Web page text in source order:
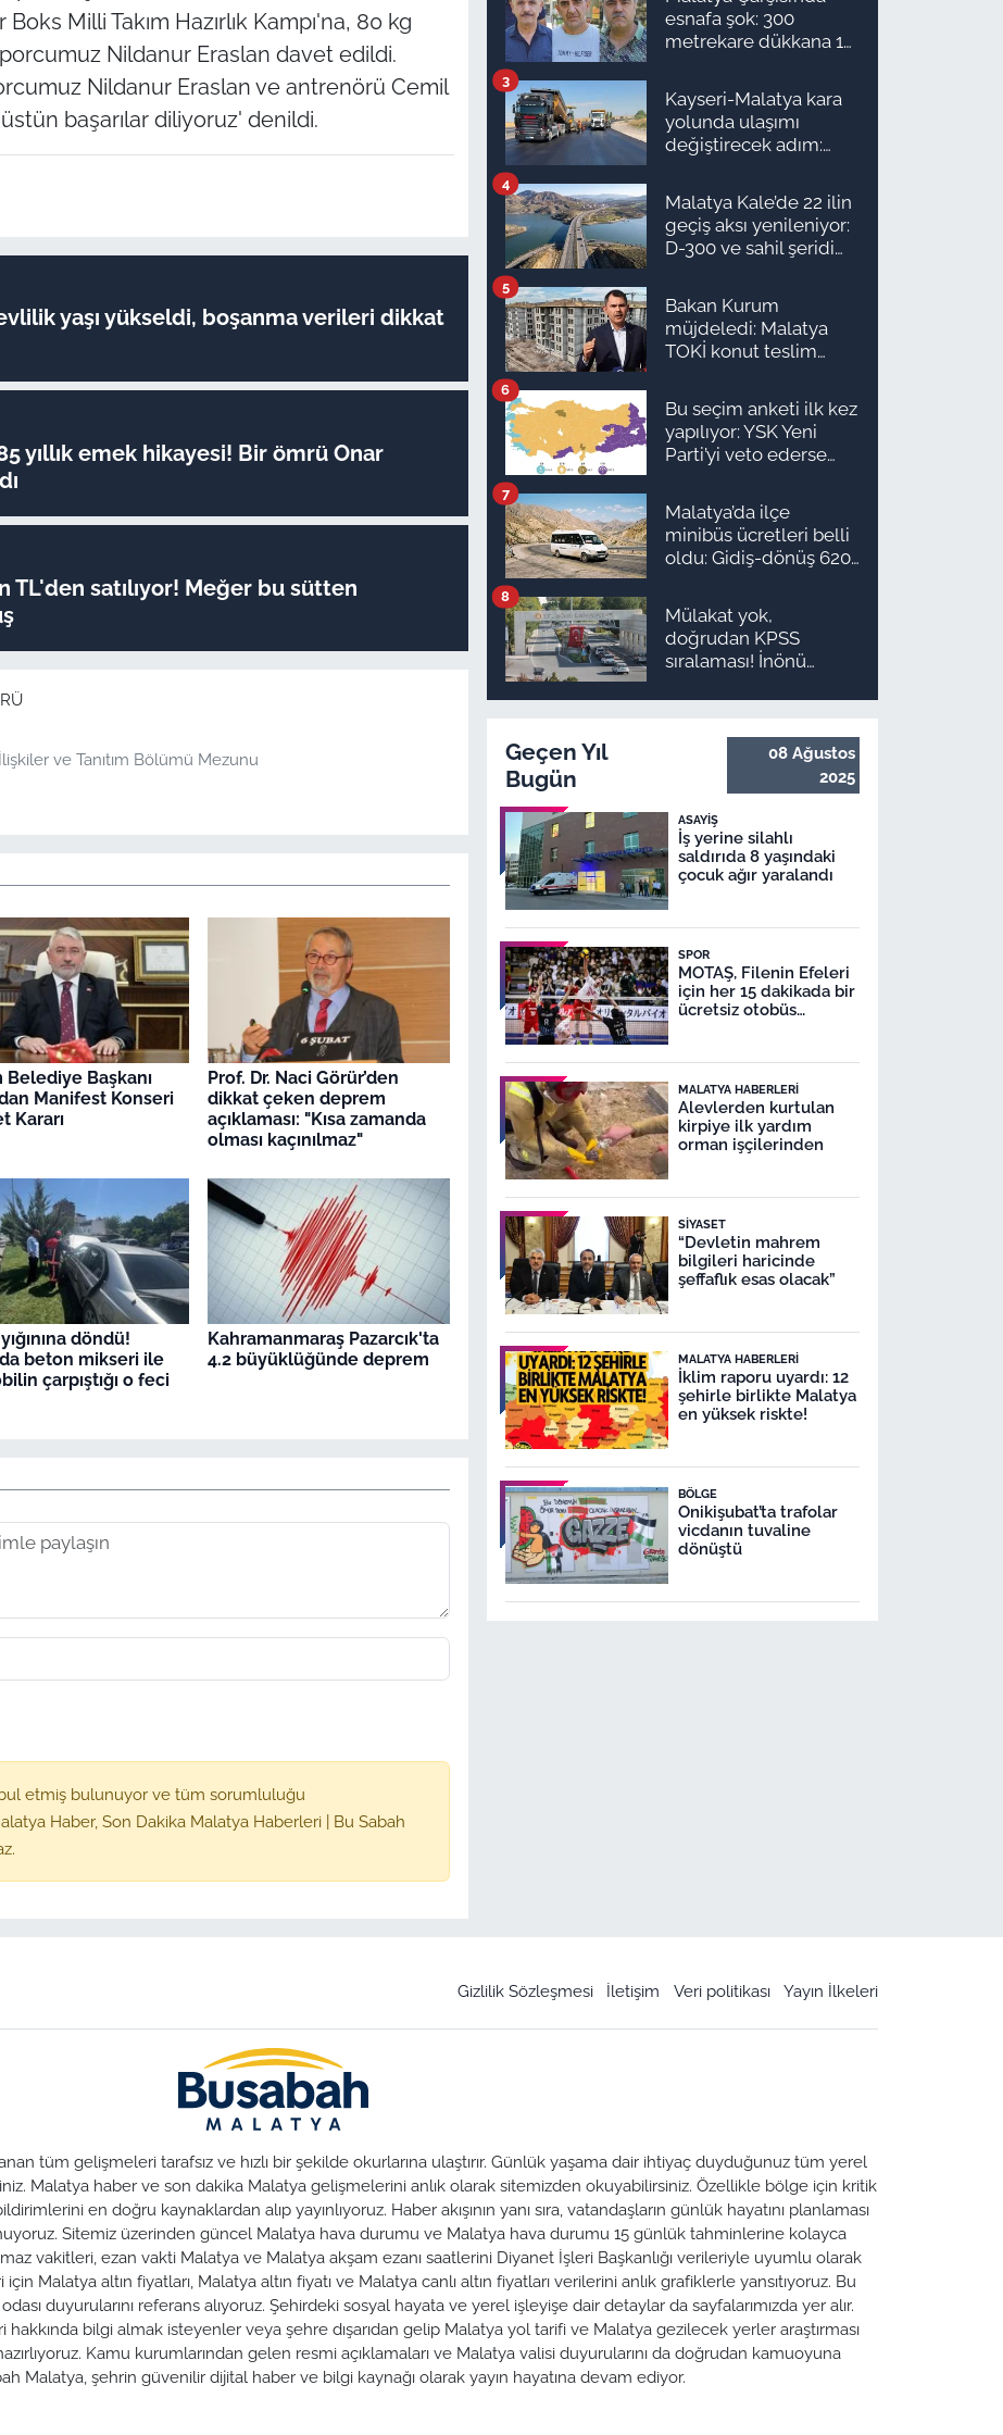
Milli Takım Hazırlık Kampı'na, 80 kg
Nildanur Eraslan davet edildi.
Nildanur Eraslan ve antrenörü Cemil
başarılar diliyoruz' denildi.
yaşı yükseldi, boşanma verileri dikkat
yıllık emek hikayesi! Bir ömrü Onar
TL'den satılıyor! Meğer bu sütten
ve Tanıtım Bölümü Mezunu
Belediye Başkanı
Manifest Konseri
Kararı
Prof. Dr. Naci Görür’den
dikkat çeken deprem
açıklaması: "Kısa zamanda
olması kaçınılmaz"
döndü!
beton mikseri ile
çarpıştığı o feci
Kahramanmaraş Pazarcık'ta
4.2 büyüklüğünde deprem
etmiş bulunuyor ve tüm sorumluluğu
Haber, Son Dakika Malatya Haberleri | Bu Sabah
esnafa şok: 300
metrekare dükkana 1
Kayseri-Malatya kara
yolunda ulaşımı
değiştirecek adım:
3
Malatya Kale’de 22 ilin
geçiş aksı yenileniyor:
D-300 ve sahil şeridi
4
Bakan Kurum
müjdeledi: Malatya
TOKİ konut teslim
ilçe ilçe teslimat
takvimi ve ödeme
planı
5
Bu seçim anketi ilk kez
yapılıyor: YSK Yeni
Parti’yi veto ederse
olur?
6
Malatya’da ilçe
minibüs ücretleri belli
oldu: Gidiş-dönüş 620
7
Mülakat yok,
doğrudan KPSS
sıralaması! İnönü
personel alım ilanı
8
Geçen Yıl
Bugün
08 Ağustos
2025
ASAYIŞ
İş yerine silahlı
saldırıda 8 yaşındaki
çocuk ağır yaralandı
SPOR
MOTAŞ, Filenin Efeleri
için her 15 dakikada bir
ücretsiz otobüs
MALATYA HABERLERI
Alevlerden kurtulan
kirpiye ilk yardım
orman işçilerinden
SIYASET
“Devletin mahrem
bilgileri haricinde
şeffaflık esas olacak”
MALATYA HABERLERI
İklim raporu uyardı: 12
şehirle birlikte Malatya
en yüksek riskte!
BÖLGE
Onikişubat’ta trafolar
vicdanın tuvaline
dönüştü
Gizlilik Sözleşmesi İletişim Veri politikası Yayın İlkeleri
tüm gelişmeleri tarafsız ve hızlı bir şekilde okurlarına ulaştırır. Günlük yaşama dair ihtiyaç duyduğunuz tüm yerel
Malatya haber ve son dakika Malatya gelişmelerini anlık olarak sitemizden okuyabilirsiniz. Özellikle bölge için kritik
en doğru kaynaklardan alıp yayınlıyoruz. Haber akışının yanı sıra, vatandaşların günlük hayatını planlaması
Sitemiz üzerinden güncel Malatya hava durumu ve Malatya hava durumu 15 günlük tahminlerine kolayca
vakitleri, ezan vakti Malatya ve Malatya akşam ezanı saatlerini Diyanet İşleri Başkanlığı verileriyle uyumlu olarak
Malatya altın fiyatları, Malatya altın fiyatı ve Malatya canlı altın fiyatları verilerini anlık grafiklerle yansıtıyoruz. Bu
duyurularını referans alıyoruz. Şehirdeki sosyal hayata ve yerel işleyişe dair detaylar da sayfalarımızda yer alır.
hakkında bilgi almak isteyenler veya şehre dışarıdan gelip Malatya yol tarifi ve Malatya gezilecek yerler araştırması
Kamu kurumlarından gelen resmi açıklamaları ve Malatya valisi duyurularını da doğrudan kamuoyuna
Malatya, şehrin güvenilir dijital haber ve bilgi kaynağı olarak yayın hayatına devam ediyor.